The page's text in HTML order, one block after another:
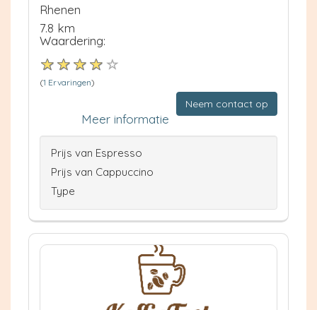
Rhenen
7.8 km
Waardering:
(1 Ervaringen)
Neem contact op
Meer informatie
Prijs van Espresso
Prijs van Cappuccino
Type